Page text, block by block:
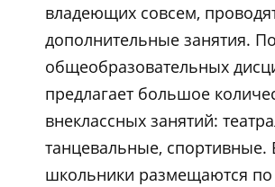
владеющих совсем,
дополнительные занятия.
общеобразовательных
предлагает большое
внеклассных занятий:
танцевальные, спортивные.
школьники размещаются по